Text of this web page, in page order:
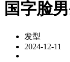
国字脸
发型
2024-12-11